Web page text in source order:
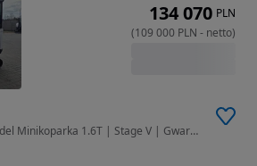
Bobcat E16 R2 Nowy model Minikoparka 1.6T | Stage V | Gwarancja 3 lata
134 070 PLN
(109 000 PLN - netto)